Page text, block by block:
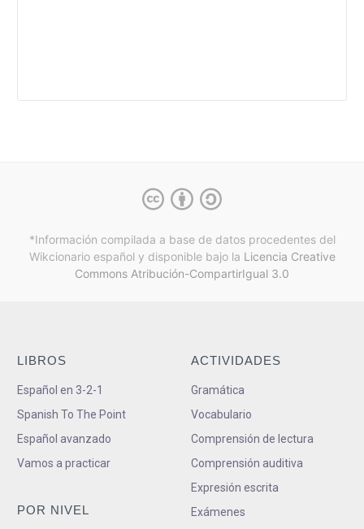
*Información compilada a base de datos procedentes del
Wikcionario español y disponible bajo la Licencia Creative
Commons Atribución-CompartirIgual 3.0
LIBROS
Español en 3-2-1
Spanish To The Point
Español avanzado
Vamos a practicar
POR NIVEL
ACTIVIDADES
Gramática
Vocabulario
Comprensión de lectura
Comprensión auditiva
Expresión escrita
Exámenes